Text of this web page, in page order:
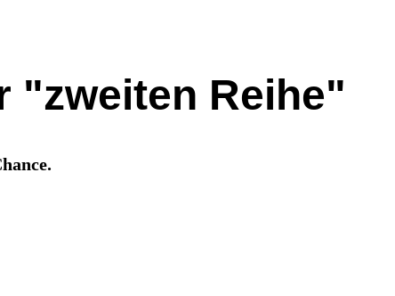
"zweiten Reihe"